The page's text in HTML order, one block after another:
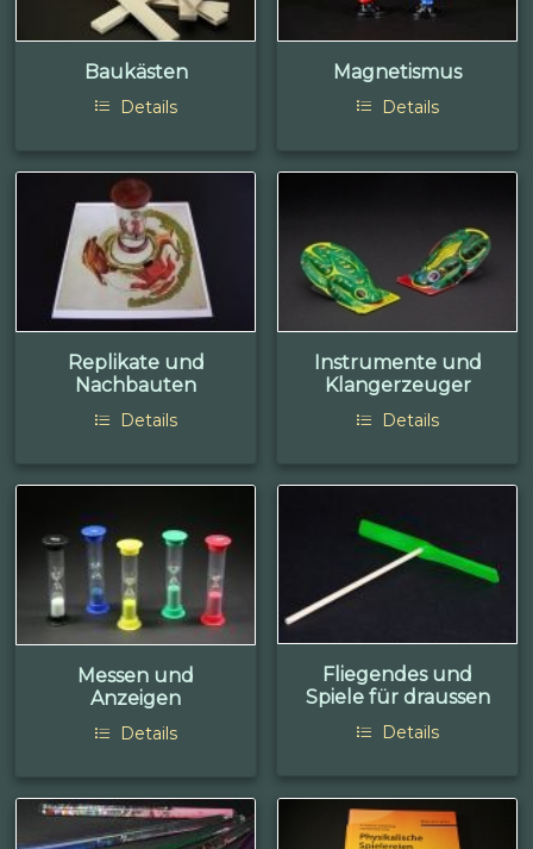
Baukästen
Details
Magnetismus
Details
Replikate und
Nachbauten
Details
Instrumente und
Klangerzeuger
Details
Messen und
Anzeigen
Details
Fliegendes und
Spiele für draussen
Details